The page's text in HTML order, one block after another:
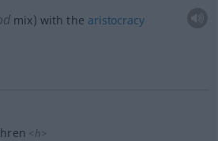
mix) with the aristocracy
<h>